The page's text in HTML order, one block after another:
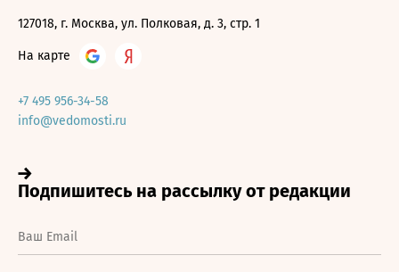
127018, г. Москва, ул. Полковая, д. 3, стр. 1
На карте
+7 495 956-34-58
info@vedomosti.ru